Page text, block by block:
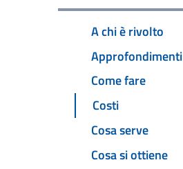
A chi è rivolto
Approfondimenti
Come fare
Costi
Cosa serve
Cosa si ottiene